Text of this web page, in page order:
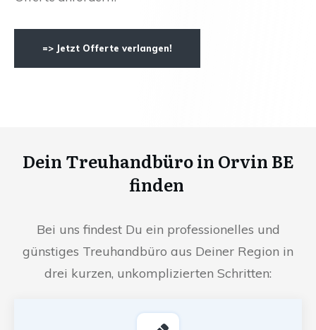
=> Jetzt Offerte verlangen!
Dein Treuhandbüro in Orvin BE
finden
Bei uns findest Du ein professionelles und
günstiges Treuhandbüro aus Deiner Region in
drei kurzen, unkomplizierten Schritten: